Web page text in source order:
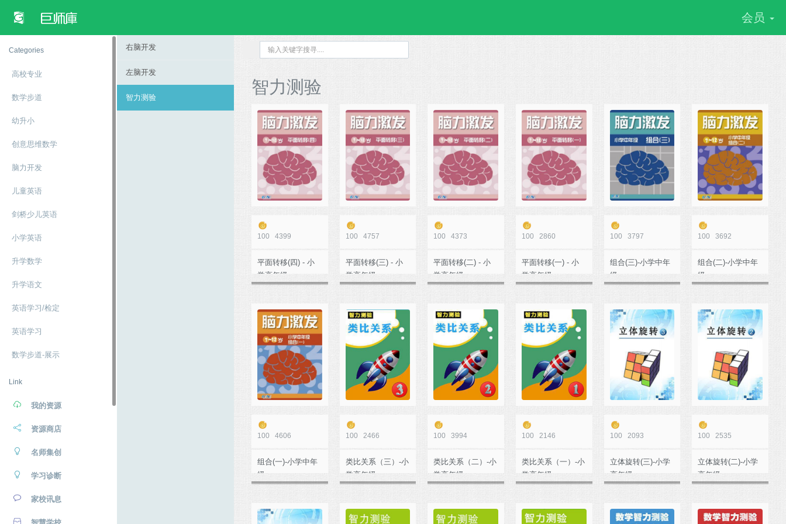
会员
Categories
高校专​​业
数学步道
幼升小
创意思维数学
脑力开发
儿童英语
剑桥少儿英语
小学英语
升学数学
升学语文
英语学习/检定
英语学习
数学步道-展示
Link
我的资源
资源商店
名师集创
学习诊断
家校讯息
右脑开发
左脑开发
智力测验 智力测验
100 4399
平面转移(四) - 小
学高年级
100 4757
平面转移(三) - 小
学高年级
100 4373
平面转移(二) - 小
学高年级
100 2860
平面转移(一) - 小
学高年级
100 3797
组合(三)-小学中年
级
100 3692
组合(二)-小学中年
级
100 4606
组合(一)-小学中年
级
100 2466
类比关系（三）-小
学高年级
100 3994
类比关系（二）-小
学高年级
100 2146
类比关系（一）-小
学高年级
100 2093
立体旋转(三)-小学
高年级
100 2535
立体旋转(二)-小学
高年级